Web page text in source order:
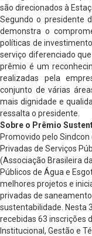
são direcionados à
Segundo o presidente
demonstra o
políticas de
serviço diferenciado
prêmio é um
realizadas pela
conjunto de várias
mais dignidade e
ressalta o presidente.
Sobre o Prêmio
Promovido pelo
Privadas de Serviços
(Associação Brasileira
Públicos de Água e
melhores projetos e
privadas de
sustentabilidade. Nesta
recebidas 63 inscrições
Institucional, Gestão e